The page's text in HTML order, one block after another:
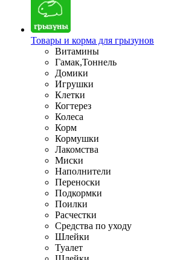
Товары и корма для грызунов
Витамины
Гамак,Тоннель
Домики
Игрушки
Клетки
Когтерез
Колеса
Корм
Кормушки
Лакомства
Миски
Наполнители
Переноски
Подкормки
Поилки
Расчестки
Средства по уходу
Шлейки
Туалет